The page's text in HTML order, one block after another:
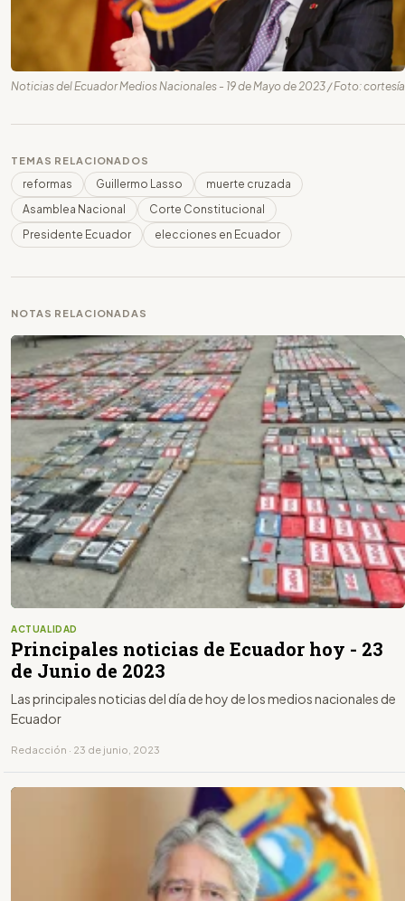
Noticias del Ecuador Medios Nacionales - 19 de Mayo de 2023 / Foto: cortesía
TEMAS RELACIONADOS
reformas Guillermo Lasso
muerte cruzada
Asamblea Nacional
Corte Constitucional
Presidente Ecuador
elecciones en Ecuador
NOTAS RELACIONADAS
ACTUALIDAD
Principales noticias de Ecuador hoy - 23
de Junio de 2023
Las principales noticias del día de hoy de los medios nacionales de
Ecuador
Redacción · 23 de junio, 2023